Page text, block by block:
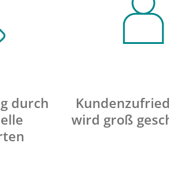
durch
wird groß